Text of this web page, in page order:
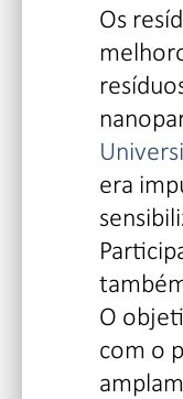
Os
era
O
com o